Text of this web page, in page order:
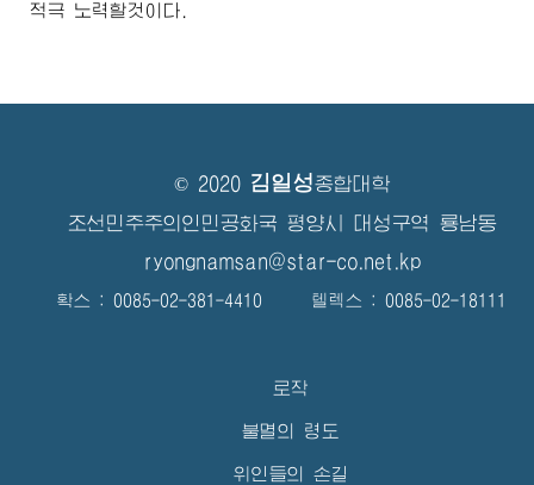
적극 노력할것이다.
© 2020 김일성종합대학
조선민주주의인민공화국 평양시 대성구역 룡남동
ryongnamsan@star-co.net.kp
확스 : 0085-02-381-4410 텔렉스 : 0085-02-18111
로작
불멸의 령도
위인들의 손길